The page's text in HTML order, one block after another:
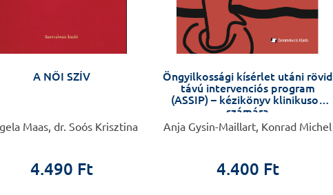
A NŐI SZÍV
Maas, dr. Soós Krisztina
4.490 Ft
Öngyilkossági kísérlet utáni rövid
távú intervenciós program
(ASSIP) – kézikönyv klinikusok
számára
Anja Gysin-Maillart, Konrad Michel
4.400 Ft